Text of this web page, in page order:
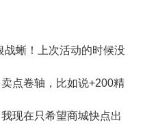
战蜥！上次活动的时候没
点卷轴，比如说+200精
现在只希望商城快点出